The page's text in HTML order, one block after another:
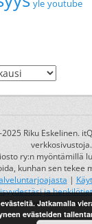
yle youtube
Riku Eskelinen.
verkkosivustoja.
ry:n myöntämillä
kunhan sen tekee
|
ja
Riku Eskelisen
Jatkamalla
evästeiden